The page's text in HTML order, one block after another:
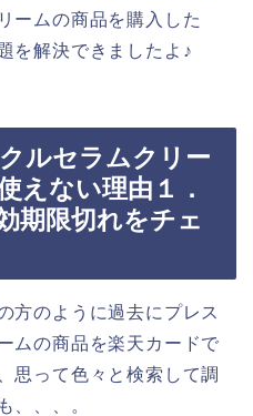
ームの商品を購入した
を解決できましたよ♪
ルセラムクリー
えない理由１．
期限切れをチェ
方のように過去にプレス
ムの商品を楽天カードで
思って色々と検索して調
、、、。